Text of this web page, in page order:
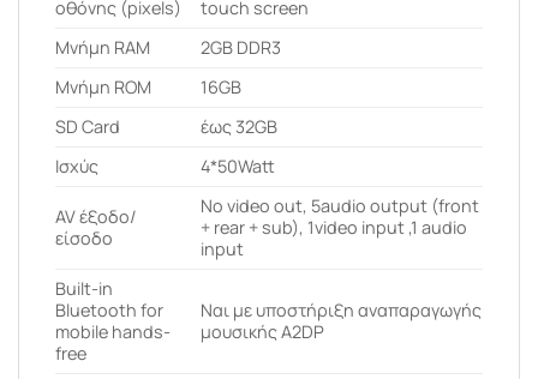
οθόνης (pixels)
touch screen
Μνήμη RAM
2GB DDR3
Μνήμη ROM
16GB
SD Card
έως 32GB
Ισχύς
4*50Watt
AV έξοδο/
είσοδο
No video out, 5audio output (front
+ rear + sub), 1video input ,1 audio
input
Built-in
Bluetooth for
mobile hands-
free
Ναι με υποστήριξη αναπαραγωγής
μουσικής A2DP